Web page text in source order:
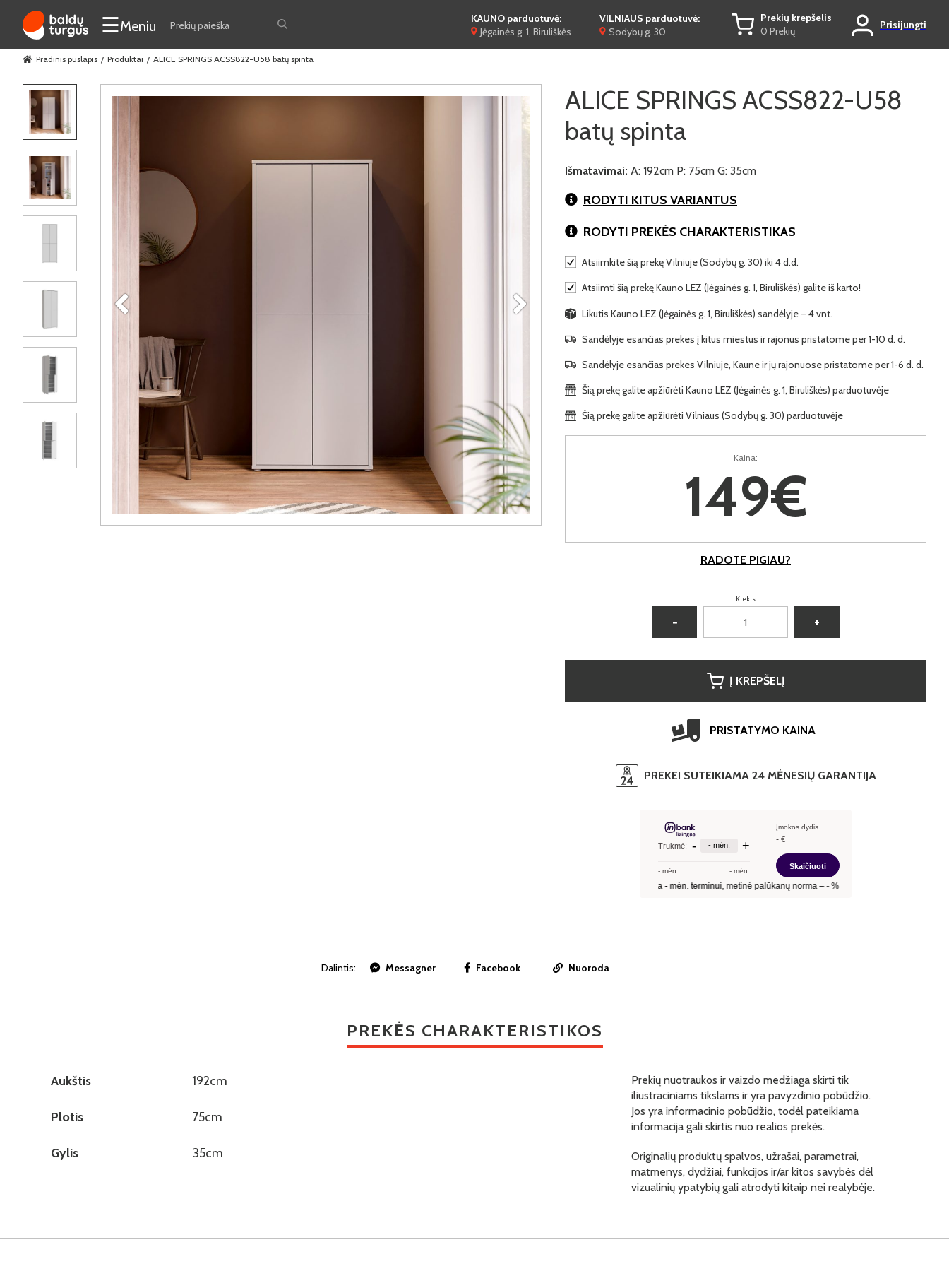
☰Meniu
KAUNO parduotuvė:
Jėgainės g. 1, Biruliškės
VILNIAUS parduotuvė:
Sodybų g. 30
Prekių krepšelis
0 Prekių
Prisijungti
Pradinis puslapis Produktai ALICE SPRINGS ACSS822-U58 batų spinta
ALICE SPRINGS ACSS822-U58
batų spinta
Išmatavimai: A: 192cm P: 75cm G: 35cm
RODYTI KITUS VARIANTUS
RODYTI PREKĖS CHARAKTERISTIKAS
Atsiimkite šią prekę Vilniuje (Sodybų g. 30) iki 4 d.d.
Atsiimti šią prekę Kauno LEZ (Jėgainės g. 1, Biruliškės) galite iš karto!
Likutis Kauno LEZ (Jėgainės g. 1, Biruliškės) sandėlyje – 4 vnt.
Sandėlyje esančias prekes į kitus miestus ir rajonus pristatome per 1-10 d. d.
Sandėlyje esančias prekes Vilniuje, Kaune ir jų rajonuose pristatome per 1-6 d. d.
Šią prekę galite apžiūrėti Kauno LEZ (Jėgainės g. 1, Biruliškės) parduotuvėje
Šią prekę galite apžiūrėti Vilniaus (Sodybų g. 30) parduotuvėje
Kaina:
149€
RADOTE PIGIAU?
Kiekis:
− +
Į KREPŠELĮ
PRISTATYMO KAINA
PREKEI SUTEIKIAMA 24 MĖNESIŲ GARANTIJA
Dalintis: Messagner Facebook Nuoroda
PREKĖS CHARAKTERISTIKOS
Aukštis 192cm
Plotis 75cm
Gylis 35cm
Prekių nuotraukos ir vaizdo medžiaga skirti tik
iliustraciniams tikslams ir yra pavyzdinio pobūdžio.
Jos yra informacinio pobūdžio, todėl pateikiama
informacija gali skirtis nuo realios prekės.
Originalių produktų spalvos, užrašai, parametrai,
matmenys, dydžiai, funkcijos ir/ar kitos savybės dėl
vizualinių ypatybių gali atrodyti kitaip nei realybėje.